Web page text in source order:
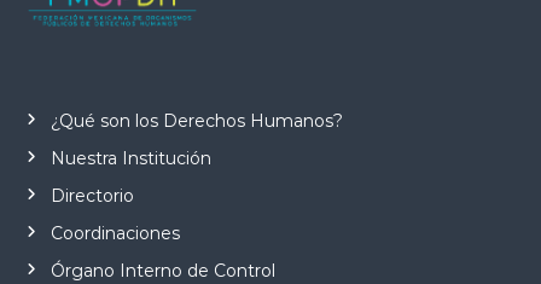
¿Qué son los Derechos Humanos?
Nuestra Institución
Directorio
Coordinaciones
Órgano Interno de Control